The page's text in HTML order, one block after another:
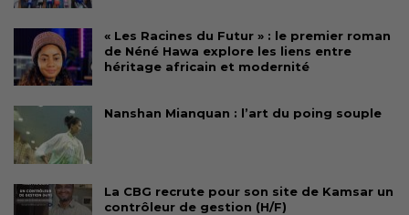
« Les Racines du Futur » : le premier roman
de Néné Hawa explore les liens entre
héritage africain et modernité
Nanshan Mianquan : l’art du poing souple
La CBG recrute pour son site de Kamsar un
contrôleur de gestion (H/F)